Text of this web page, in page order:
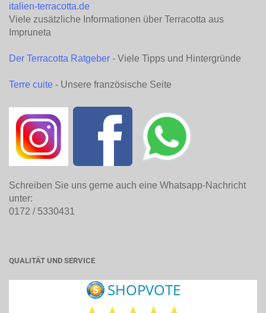
italien-terracotta.de
Viele zusätzliche Informationen über Terracotta aus
Impruneta
Der Terracotta Ratgeber - Viele Tipps und Hintergründe
Terre cuite - Unsere französische Seite
Schreiben Sie uns gerne auch eine Whatsapp-Nachricht
unter:
0172 / 5330431
QUALITÄT UND SERVICE